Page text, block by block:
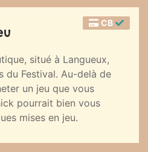
CB
situé à Langueux,
du Festival. Au-delà de
un jeu que vous
pourrait bien vous
mises en jeu.